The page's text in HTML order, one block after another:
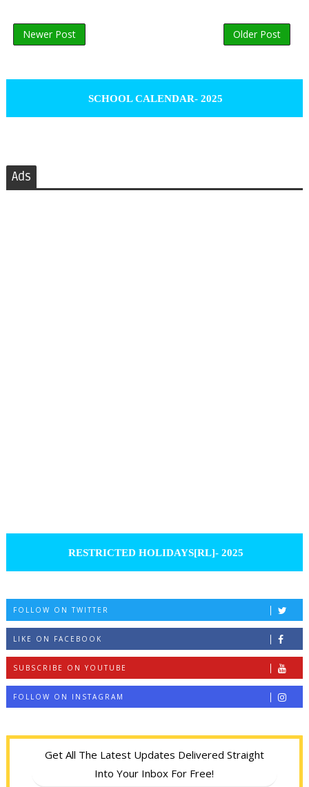
Newer Post Older Post
SCHOOL CALENDAR- 2025
Ads
RESTRICTED HOLIDAYS[RL]- 2025
FOLLOW ON TWITTER
LIKE ON FACEBOOK
SUBSCRIBE ON YOUTUBE
FOLLOW ON INSTAGRAM
Get All The Latest Updates Delivered Straight
Into Your Inbox For Free!